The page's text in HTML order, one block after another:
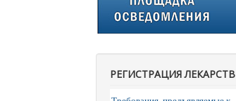
РЕГИСТРАЦИЯ ЛЕКАРСТВ